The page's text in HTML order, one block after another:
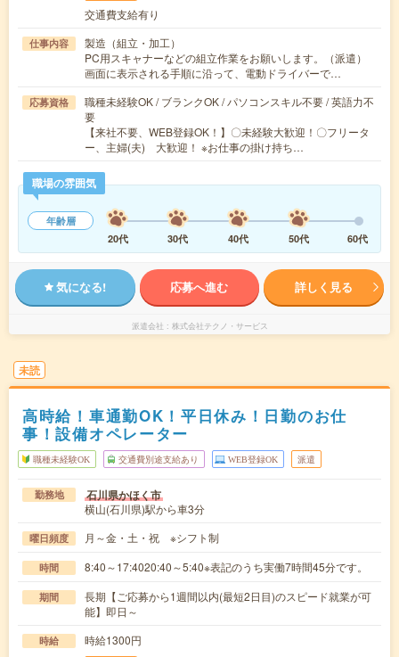
交通費支給有り
仕事内容
製造（組立・加工）
PC用スキャナーなどの組立作業をお願いします。（派遣）
画面に表示される手順に沿って、電動ドライバーで…
応募資格
職種未経験OK / ブランクOK / パソコンスキル不要 / 英語力不
要
【来社不要、WEB登録OK！】〇未経験大歓迎！〇フリータ
ー、主婦(夫) 大歓迎！ ※お仕事の掛け持ち…
職場の雰囲気
年齢層
20代
30代 40代 50代 60代
気になる! 応募へ進む 詳しく見る
派遣会社 株式会社テクノ・サービス
未読
高時給！車通勤OK！平日休み！日勤のお仕
事！設備オペレーター
職種未経験OK 交通費別途支給あり WEB登録OK 派遣
勤務地 石川県かほく市
横山(石川県)駅から車3分
曜日頻度 月～金・土・祝 ※シフト制
時間 8:40～17:4020:40～5:40※表記のうち実働7時間45分です。
期間
長期【ご応募から1週間以内(最短2日目)のスピード就業が可
能】即日～
時給 時給1300円